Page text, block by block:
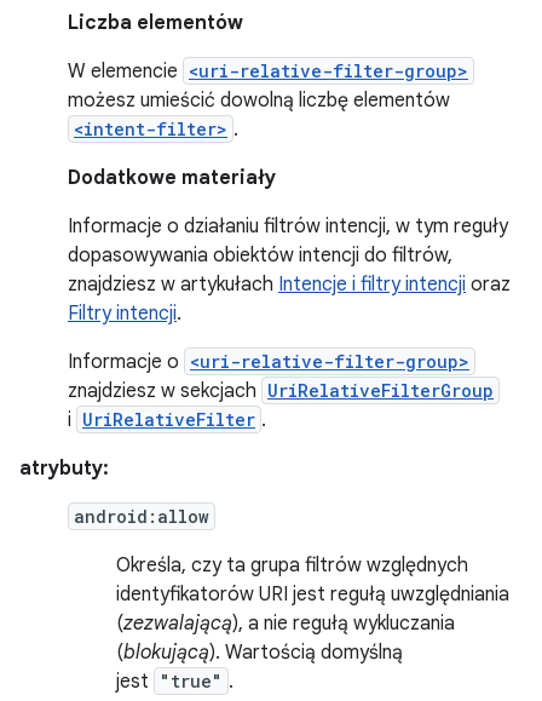
Liczba elementów
W elemencie <uri-relative-filter-group>
możesz umieścić dowolną liczbę elementów
<intent-filter> .
Dodatkowe materiały
Informacje o działaniu filtrów intencji, w tym reguły
dopasowywania obiektów intencji do filtrów,
znajdziesz w artykułach Intencje i filtry intencji oraz
Filtry intencji.
Informacje o <uri-relative-filter-group>
znajdziesz w sekcjach UriRelativeFilterGroup
i UriRelativeFilter .
atrybuty:
android:allow
Określa, czy ta grupa filtrów względnych
identyfikatorów URI jest regułą uwzględniania
(zezwalającą), a nie regułą wykluczania
(blokującą). Wartością domyślną
jest
"true" .